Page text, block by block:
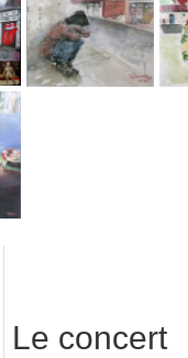
Le concert